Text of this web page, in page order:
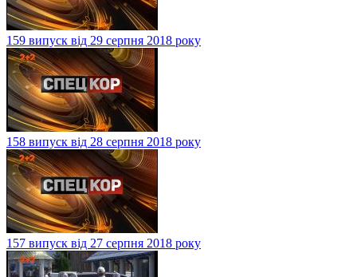
159 випуск від 29 серпня 2018 року
158 випуск від 28 серпня 2018 року
157 випуск від 27 серпня 2018 року